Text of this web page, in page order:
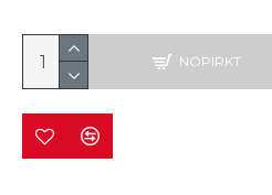
NOPIRKT